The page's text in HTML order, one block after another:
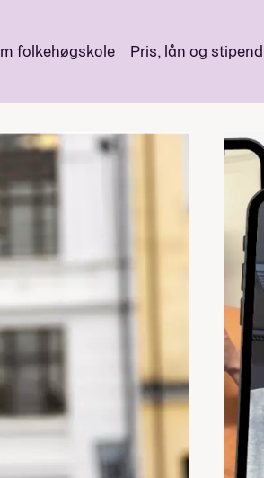
folkehøgskole Pris, lån og stipend